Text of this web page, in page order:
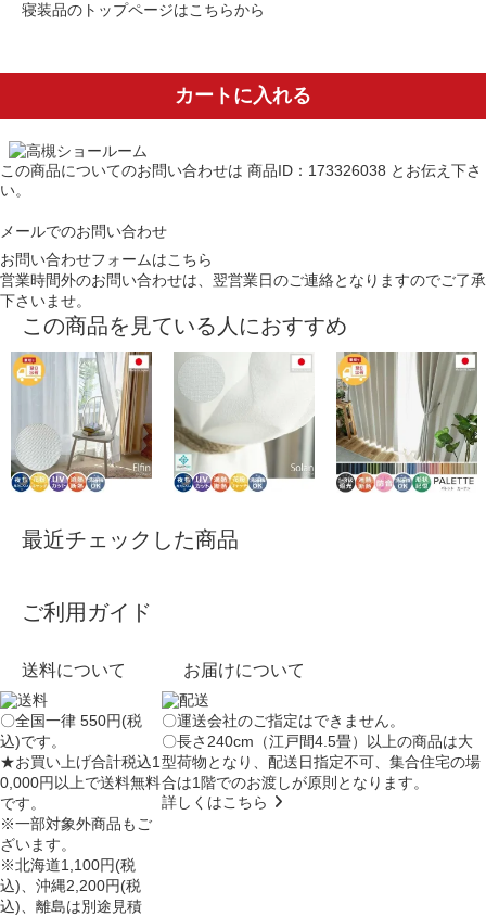
寝装品のトップページはこちらから
カートに入れる
この商品についてのお問い合わせは 商品ID：173326038 とお伝え下さ
い。
メールでのお問い合わせ
お問い合わせフォームはこちら
営業時間外のお問い合わせは、翌営業日のご連絡となりますのでご了承
下さいませ。
この商品を見ている人におすすめ
最近チェックした商品
ご利用ガイド
送料について
〇全国一律 550円(税
込)です。
★お買い上げ合計税込1
0,000円以上で送料無料
です。
※一部対象外商品もご
ざいます。
※北海道1,100円(税
込)、沖縄2,200円(税
込)、離島は別途見積
お届けについて
〇運送会社のご指定はできません。
〇長さ240cm（江戸間4.5畳）以上の商品は大
型荷物となり、配送日指定不可、集合住宅の場
合は1階でのお渡しが原則となります。
詳しくはこちら